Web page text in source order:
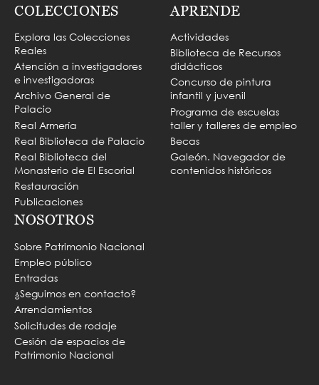
COLECCIONES
Explora las Colecciones
Reales
Atención a investigadores
e investigadoras
Archivo General de
Palacio
Real Armería
Real Biblioteca de Palacio
Real Biblioteca del
Monasterio de El Escorial
Restauración
Publicaciones
APRENDE
Actividades
Biblioteca de Recursos
didácticos
Concurso de pintura
infantil y juvenil
Programa de escuelas
taller y talleres de empleo
Becas
Galeón. Navegador de
contenidos históricos
NOSOTROS
Sobre Patrimonio Nacional
Empleo público
Entradas
¿Seguimos en contacto?
Arrendamientos
Solicitudes de rodaje
Cesión de espacios de
Patrimonio Nacional